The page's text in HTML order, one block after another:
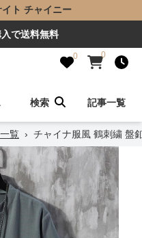
ト チャイニー
で送料無料
0 0
検索 記事一覧
覧 › チャイナ服風 鶴刺繍 盤